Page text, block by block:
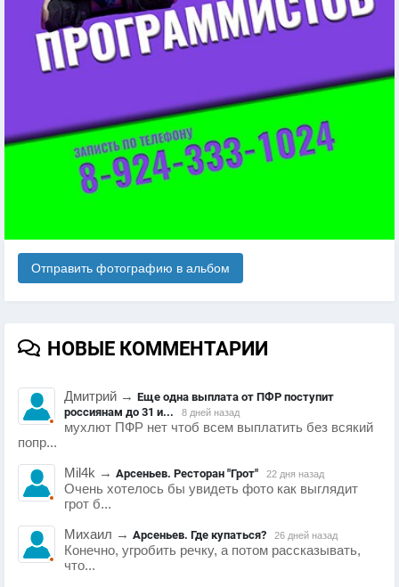
Отправить фотографию в альбом
НОВЫЕ КОММЕНТАРИИ
Дмитрий → Еще одна выплата от ПФР поступит
россиянам до 31 и...
8 дней назад
мухлют ПФР нет чтоб всем выплатить без всякий
попр...
Mil4k → Арсеньев. Ресторан "Грот" 22 дня назад
Очень хотелось бы увидеть фото как выглядит
грот б...
Михаил → Арсеньев. Где купаться? 26 дней назад
Конечно, угробить речку, а потом рассказывать,
что...